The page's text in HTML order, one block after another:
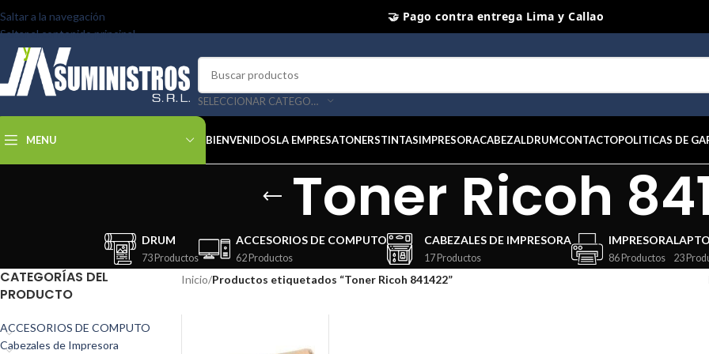
Saltar a la navegación
Saltar al contenido principal
🤝 Pago contra entrega Lima y Callao
SELECCIONAR CATEGORÍA
MENU BIENVENIDOSLA EMPRESATONERSTINTASIMPRESORACABEZALDRUMCONTACTOPOLITICAS DE
Toner Ricoh
DRUM
73 Productos
ACCESORIOS DE COMPUTO
62 Productos
CABEZALES DE IMPRESORA
17 Productos
IMPRESORA
86 Productos 23
CATEGORÍAS DEL
PRODUCTO
ACCESORIOS DE COMPUTO
Cabezales de Impresora
Inicio/Productos etiquetados “Toner Ricoh 841422”